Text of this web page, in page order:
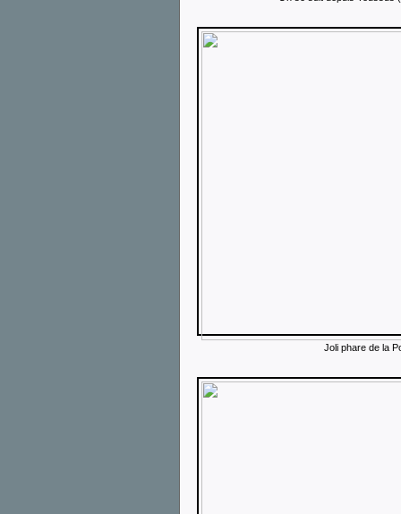
Joli phare de la